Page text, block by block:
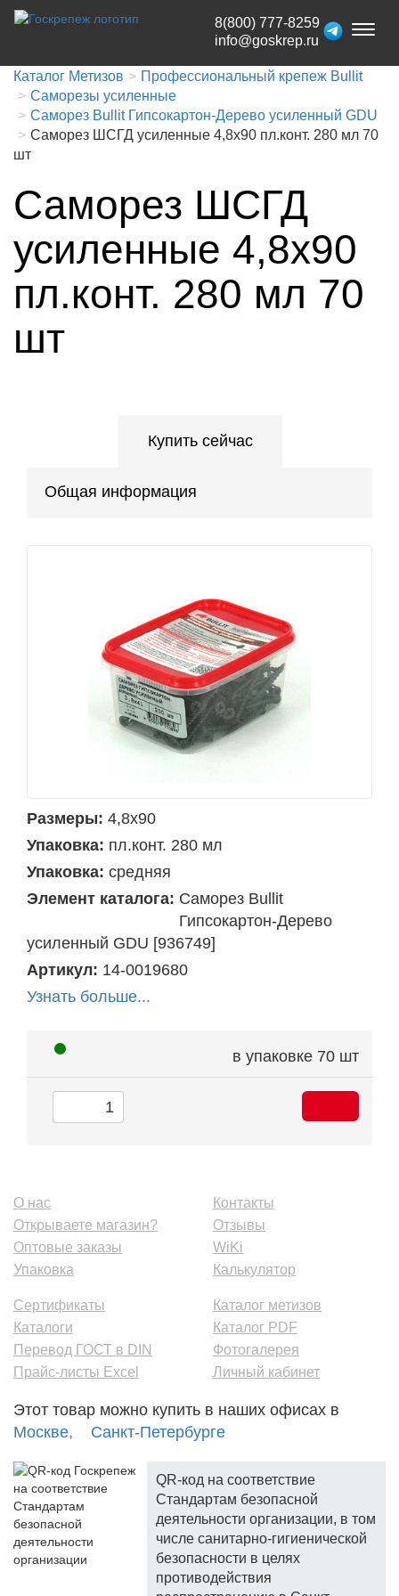
Toggle
8(800) 777-8259
info@goskrep.ru
Каталог Метизов
Профессиональный крепеж Bullit
Саморезы усиленные
Саморез Bullit Гипcокартон-Дерево усиленный GDU
Саморез ШСГД усиленные 4,8х90 пл.конт. 280 мл 70
шт
Саморез ШСГД
усиленные 4,8х90
пл.конт. 280 мл 70
шт
Купить сейчас
Общая информация
Размеры: 4,8х90
Упаковка: пл.конт. 280 мл
Упаковка: средняя
Элемент каталога: Саморез Bullit
Гипcокартон-Дерево
усиленный GDU [936749]
Артикул: 14-0019680
Узнать больше...
в упаковке 70 шт
О нас
Открываете магазин?
Оптовые заказы
Упаковка
Контакты
Отзывы
WiKi
Калькулятор
Сертификаты
Каталоги
Перевод ГОСТ в DIN
Прайс-листы Excel
Каталог метизов
Каталог PDF
Фотогалерея
Личный кабинет
Этот товар можно купить в наших офисах в
Москве,
Санкт-Петербурге
QR-код на соответствие
Стандартам безопасной
деятельности организации, в том
числе санитарно-гигиенической
безопасности в целях
противодействия